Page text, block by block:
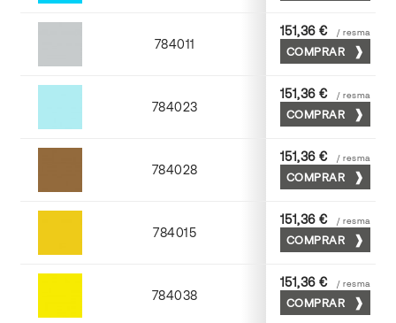
784011
Cendra
151,36 € / resma
COMPRAR
784023
Atlantic
151,36 € / resma
COMPRAR
784028
Tabaco
151,36 € / resma
COMPRAR
784015
Golden
151,36 € / resma
COMPRAR
784038
Yema
151,36 € / resma
COMPRAR